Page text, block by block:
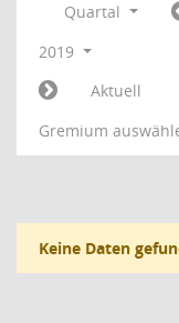
Quartal
2019
Aktuell
Gremium
Keine Daten